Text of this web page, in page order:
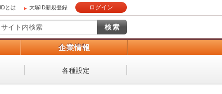
とは 大塚ID新規登録 ログイン
企業情報
各種設定